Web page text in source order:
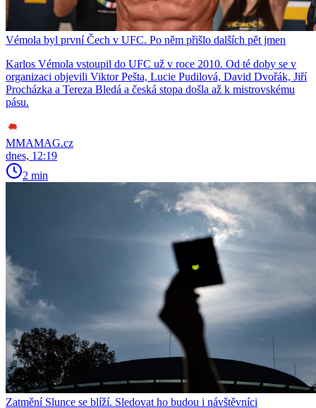
Vémola byl první Čech v UFC. Po něm přišlo dalších pět jmen
Karlos Vémola vstoupil do UFC už v roce 2010. Od té doby se v
organizaci objevili Viktor Pešta, Lucie Pudilová, David Dvořák, Jiří
Procházka a Tereza Bledá a česká stopa došla až k mistrovskému
pásu.
MMAMAG.cz
dnes, 12:19
2 min
Zatmění Slunce se blíží. Sledovat ho budou i návštěvníci